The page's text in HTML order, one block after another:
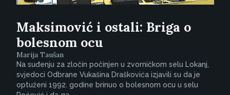
Maksimović i ostali: Briga o
bolesnom ocu
Marija Taušan
Na suđenju za zločin počinjen u zvorničkom selu Lokanj,
svjedoci Odbrane Vukašina Draškovića izjavili su da je
optuženi 1992. godine brinuo o bolesnom ocu u selu